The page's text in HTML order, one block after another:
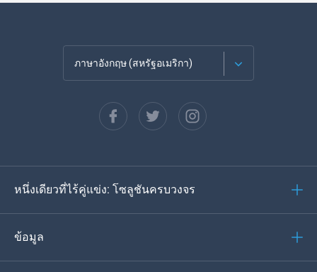
ภาษาอังกฤษ (สหรัฐอเมริกา)
Español
ภาษาเยอรมัน
โปรตุเกส
หนึ่งเดียวที่ไร้คู่แข่ง: โซลูชันครบวงจร
ข้อมูล